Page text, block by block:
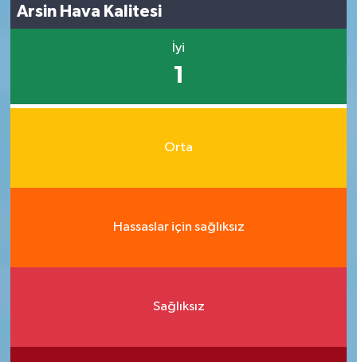
Arsin Hava Kalitesi
İyi
1
Orta
Hassaslar için sağlıksız
Sağlıksız